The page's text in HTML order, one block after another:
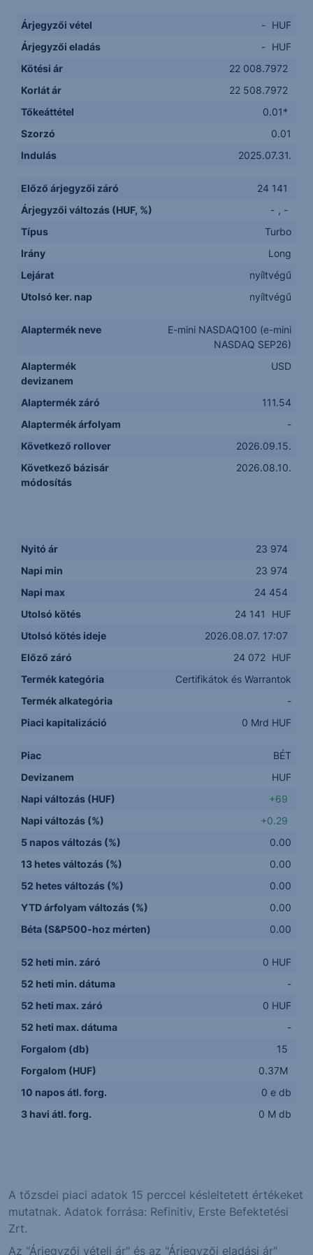
Árjegyzői vétel - HUF
Árjegyzői eladás
- HUF
Kötési ár
22 008.7972
Korlát ár
22 508.7972
Tőkeáttétel
0.01*
Szorzó
0.01
Indulás
2025.07.31.
Előző árjegyzői záró
24 141
Árjegyzői változás (HUF, %)
- , -
Típus
Turbo
Irány
Long
Lejárat
nyíltvégű
Utolsó ker. nap
nyíltvégű
Alaptermék neve
E-mini NASDAQ100 (e-mini
NASDAQ SEP26)
Alaptermék
devizanem
USD
Alaptermék záró
111.54
Alaptermék árfolyam
-
Következő rollover
2026.09.15.
Következő bázisár
módosítás
2026.08.10.
Nyitó ár
23 974
Napi min
23 974
Napi max
24 454
Utolsó kötés
24 141
HUF
Utolsó kötés ideje
2026.08.07. 17:07
Előző záró
24 072 HUF
Termék kategória
Certifikátok és Warrantok
Termék alkategória
-
Piaci kapitalizáció
0 Mrd HUF
Piac
BÉT
Devizanem
HUF
Napi változás (HUF)
+69
Napi változás (%)
+0.29
5 napos változás (%)
0.00
13 hetes változás (%)
0.00
52 hetes változás (%)
0.00
YTD árfolyam változás (%)
0.00
Béta (S&P500-hoz mérten)
0.00
52 heti min. záró
0 HUF
52 heti min. dátuma
-
52 heti max. záró
0 HUF
52 heti max. dátuma
-
Forgalom (db)
15
Forgalom (HUF)
0.37M
10 napos átl. forg.
0 e db
3 havi átl. forg.
0 M db
A tőzsdei piaci adatok 15 perccel késleltetett értékeket
mutatnak. Adatok forrása: Refinitiv, Erste Befektetési
Zrt.
Az "Árjegyzői vételi ár" és az "Árjegyzői eladási ár"